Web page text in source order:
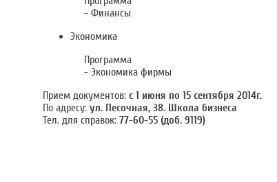
- Финансы
Экономика
Программа
- Экономика фирмы
Прием документов: с 1 июня по 15 сентября 2014г.
По адресу: ул. Песочная, 38. Школа бизнеса
Тел. для справок: 77-60-55 (доб. 9119)